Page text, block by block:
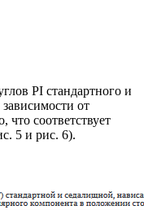
PI стандартного и
от
соответствует
5 и рис. 6).